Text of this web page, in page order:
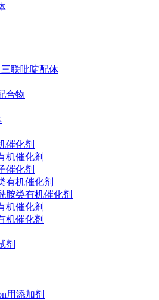
联吡啶配体
合物
催化剂
机催化剂
催化剂
有机催化剂
胺类有机催化剂
机催化剂
机催化剂
剂
用添加剂